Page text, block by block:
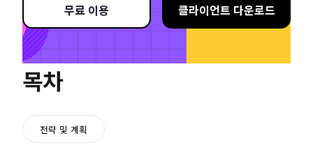
무료 이용 클라이언트 다운로드
목차
전략 및 계획